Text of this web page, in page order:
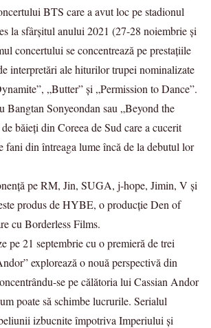
BTS care a avut loc pe stadionul
la sfârșitul anului 2021 (27-28 noiembrie și
concertului se concentrează pe prestațiile
interpretări ale hiturilor trupei nominalizate
„Butter” și „Permission to Dance”.
Bangtan Sonyeondan sau „Beyond the
băieți din Coreea de Sud care a cucerit
fani din întreaga lume încă de la debutul lor
pe RM, Jin, SUGA, j-hope, Jimin, V și
produs de HYBE, o producție Den of
cu Borderless Films.
pe 21 septembrie cu o premieră de trei
explorează o nouă perspectivă din
se pe călătoria lui Cassian Andor
poate să schimbe lucrurile. Serialul
izbucnite împotriva Imperiului și